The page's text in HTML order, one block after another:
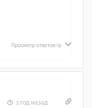
Просмотр ответов (1)
1 год назад